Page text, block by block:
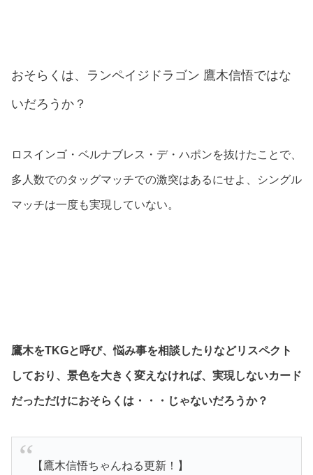
おそらくは、ランペイジドラゴン 鷹木信悟ではな
いだろうか？
ロスインゴ・ベルナブレス・デ・ハポンを抜けたことで、
多人数でのタッグマッチでの激突はあるにせよ、シングル
マッチは一度も実現していない。
鷹木をTKGと呼び、悩み事を相談したりなどリスペクト
しており、景色を大きく変えなければ、実現しないカード
だっただけにおそらくは・・・じゃないだろうか？
【鷹木信悟ちゃんねる更新！】